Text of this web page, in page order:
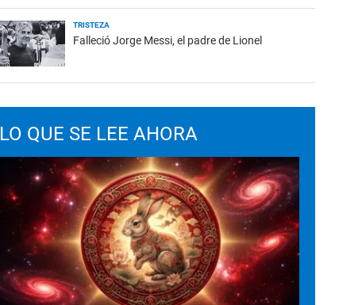
TRISTEZA
Falleció Jorge Messi, el padre de Lionel
LO QUE SE LEE AHORA